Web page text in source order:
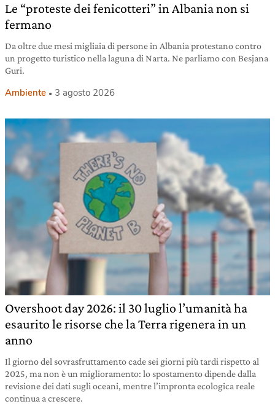
Le “proteste dei fenicotteri” in Albania non si
fermano
Da oltre due mesi migliaia di persone in Albania protestano contro
un progetto turistico nella laguna di Narta. Ne parliamo con Besjana
Guri.
Ambiente 3 agosto 2026
Overshoot day 2026: il 30 luglio l’umanità ha
esaurito le risorse che la Terra rigenera in un
anno
Il giorno del sovrasfruttamento cade sei giorni più tardi rispetto al
2025, ma non è un miglioramento: lo spostamento dipende dalla
revisione dei dati sugli oceani, mentre l’impronta ecologica reale
continua a crescere.